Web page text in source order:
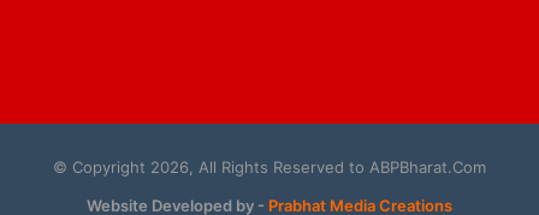
© Copyright 2026, All Rights Reserved to ABPBharat.Com
Website Developed by - Prabhat Media Creations